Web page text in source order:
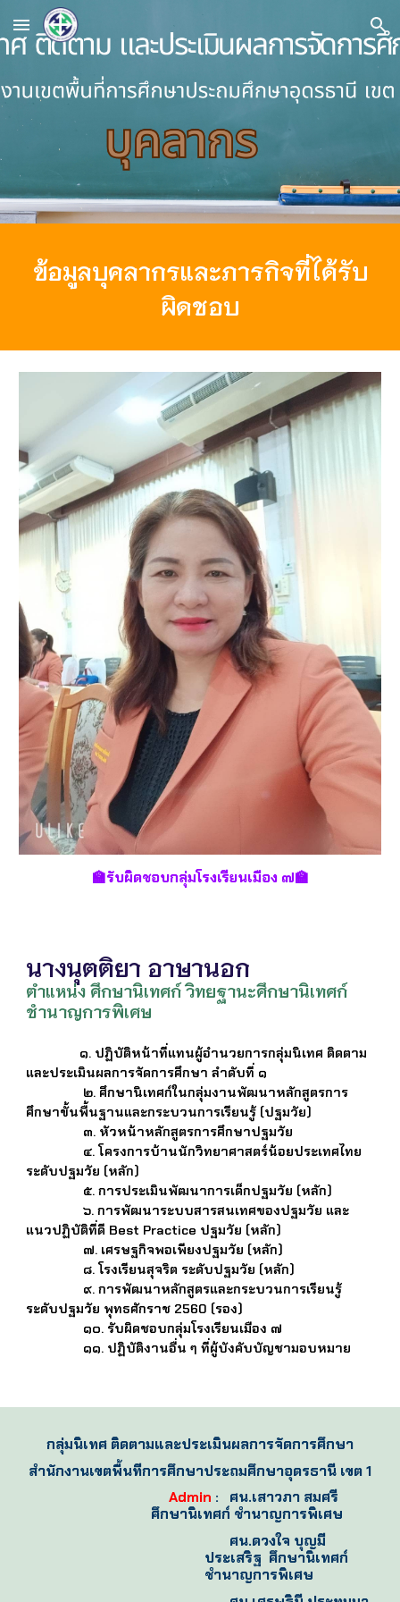
Skip to main content Skip to navigation
ข้อมูลบุคลากรและภารกิจที่ได้รับ
ผิดชอบ
🏫รับผิดชอบกลุ่มโรงเรียนเมือง ๗🏫
นางนุตติยา อาษานอก
ตำแหน่ง ศึกษานิเทศก์ วิทยฐานะศึกษานิเทศก์
ชำนาญการพิเศษ
๑. ปฏิบัติหน้าที่แทนผู้อำนวยการกลุ่มนิเทศ ติดตาม
และประเมินผลการจัดการศึกษา ลำดับที่ ๑
๒. ศึกษานิเทศก์ในกลุ่มงานพัฒนาหลักสูตรการ
ศึกษาขั้นพื้นฐานและกระบวนการเรียนรู้ (ปฐมวัย)
๓. หัวหน้าหลักสูตรการศึกษาปฐมวัย
๔. โครงการบ้านนักวิทยาศาสตร์น้อยประเทศไทย
ระดับปฐมวัย (หลัก)
๕. การประเมินพัฒนาการเด็กปฐมวัย (หลัก)
๖. การพัฒนาระบบสารสนเทศของปฐมวัย และ
แนวปฏิบัติที่ดี Best Practice ปฐมวัย (หลัก)
๗. เศรษฐกิจพอเพียงปฐมวัย (หลัก)
๘. โรงเรียนสุจริต ระดับปฐมวัย (หลัก)
๙. การพัฒนาหลักสูตรและกระบวนการเรียนรู้
ระดับปฐมวัย พุทธศักราช 2560 (รอง)
๑๐. รับผิดชอบกลุ่มโรงเรียนเมือง ๗
๑๑. ปฏิบัติงานอื่น ๆ ที่ผู้บังคับบัญชามอบหมาย
กลุ่มนิเทศ ติดตามและประเมินผลการจัดการศึกษา
สำนักงานเขตพื้นทีการศึกษาประถมศึกษาอุดรธานี เขต 1
Admin : ศน.เสาวภา สมศรี
ศึกษานิเทศก์ ชำนาญการพิเศษ
ศน.ดวงใจ บุญมี
ประเสริฐ ศึกษานิเทศก์
ชำนาญการพิเศษ